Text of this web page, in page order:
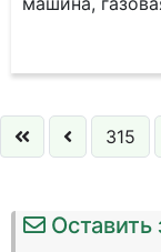
315
Оставить